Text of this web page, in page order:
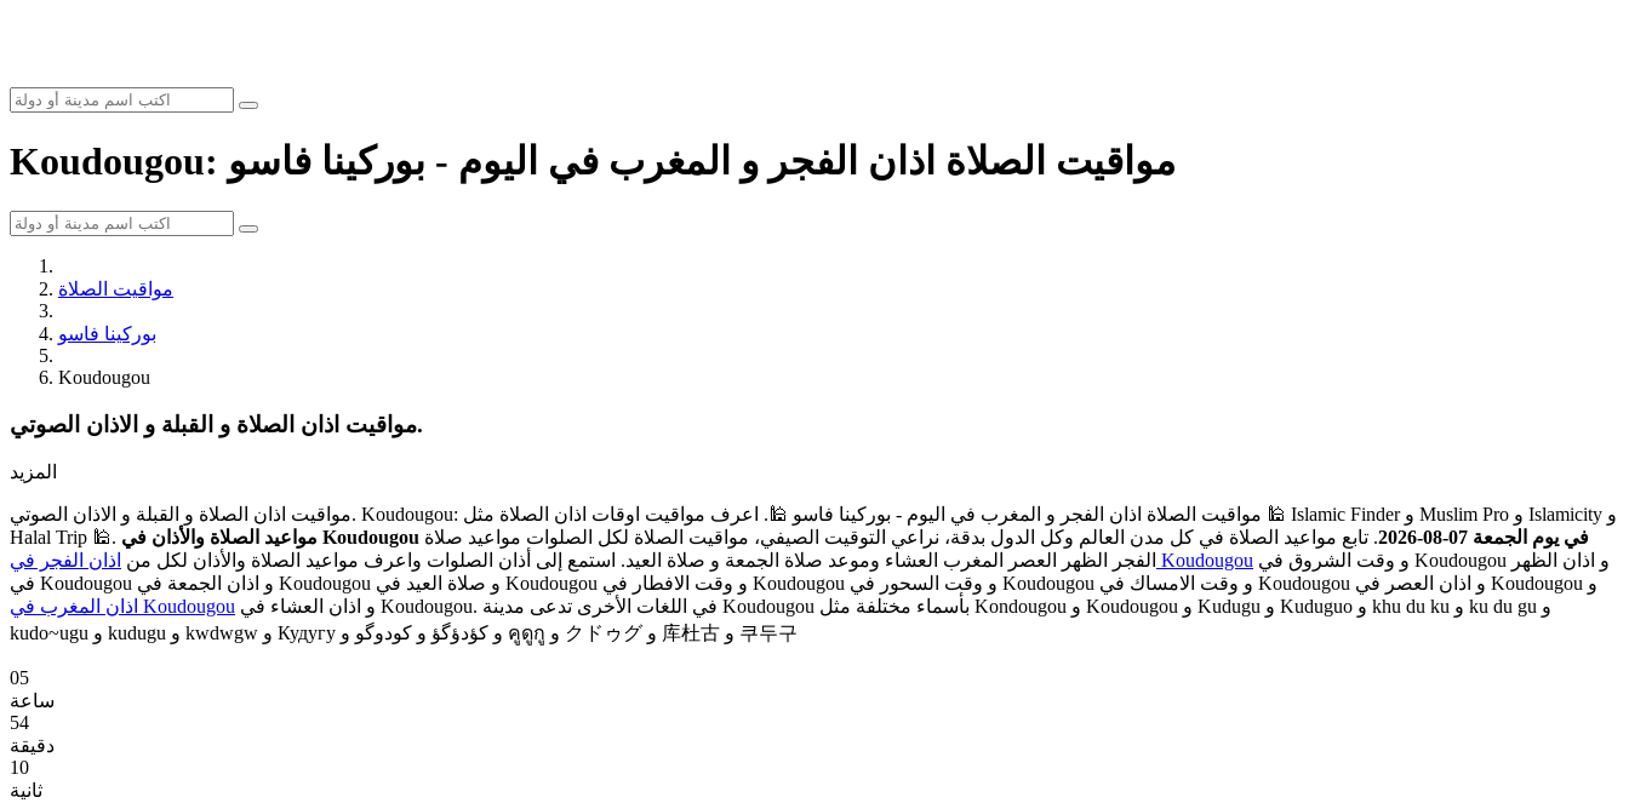
Koudougou: مواقيت الصلاة اذان الفجر و المغرب في اليوم - بوركينا فاسو
مواقيت الصلاة
بوركينا فاسو
Koudougou
مواقيت اذان الصلاة و القبلة و الاذان الصوتي.
المزيد
مواقيت اذان الصلاة و القبلة و الاذان الصوتي. Koudougou: مواقيت الصلاة اذان الفجر و المغرب في اليوم - بوركينا فاسو 🕌. اعرف مواقيت اوقات اذان الصلاة مثل 🕌 Islamic Finder و Muslim Pro و Islamicity و
Halal Trip 🕌.
مواعيد الصلاة والأذان في Koudougou في يوم الجمعة 07-08-2026
. تابع مواعيد الصلاة في كل مدن العالم وكل الدول بدقة، نراعي التوقيت الصيفي، مواقيت الصلاة لكل الصلوات مواعيد صلاة
الفجر الظهر العصر المغرب العشاء وموعد صلاة الجمعة و صلاة العيد. استمع إلى أذان الصلوات واعرف مواعيد الصلاة والأذان لكل من اذان الفجر في Koudougou
في Koudougou و اذان الجمعة في Koudougou و صلاة العيد في Koudougou و وقت الافطار في Koudougou و وقت السحور في Koudougou و وقت الامساك في Koudougou و اذان العصر في Koudougou و
اذان المغرب في Koudougou
kudo~ugu و kudugu و kwdwgw و Кудугу و کؤدؤگؤ و کودوگو و คูดูกู و クドゥグ و 库杜古 و 쿠두구
05
ساعة
54
دقيقة
09
ثانية